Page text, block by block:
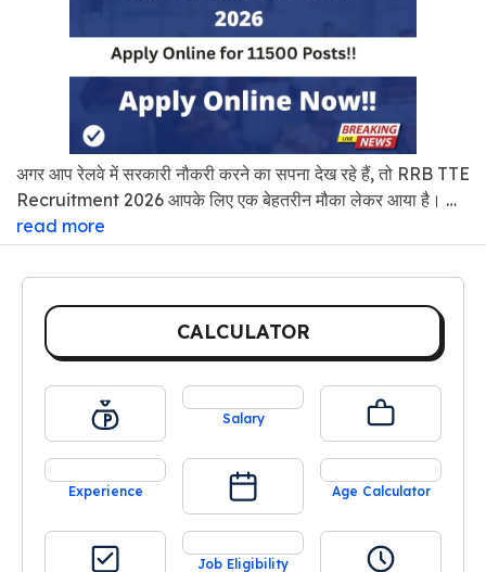
अगर आप रेलवे में सरकारी नौकरी करने का सपना देख रहे हैं, तो RRB TTE
Recruitment 2026 आपके लिए एक बेहतरीन मौका लेकर आया है। …
read more
CALCULATOR
Salary
Experience Age Calculator
Job Eligibility